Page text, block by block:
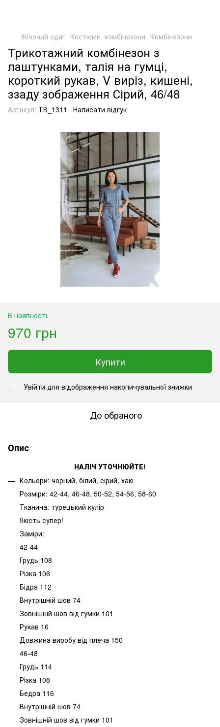
Жіночий одяг Костюми, комбінезони Комбінезони
Трикотажний комбінезон з
лаштунками, талія на гумці,
короткий рукав, V виріз, кишені,
ззаду зображення Сірий, 46/48
Артикул: ТВ_1311 Написати відгук
В наявності
970 грн
Купити
Увійти для відображення накопичувальної знижки
До обраного
Опис
НАЛІЧ УТОЧНЮЙТЕ!
Кольори: чорний, білий, сірий, хакі
Розміри: 42-44, 46-48, 50-52, 54-56, 58-60
Тканина: турецький кулір
Якість супер!
Заміри:
42-44
Грудь 108
Різка 106
Бідра 112
Внутрішній шов 74
Зовнішній шов від гумки 101
Рукав 16
Довжина виробу від плеча 150
46-48
Грудь 114
Різка 108
Бедра 116
Внутрішній шов 74
Зовнішній шов від гумки 101